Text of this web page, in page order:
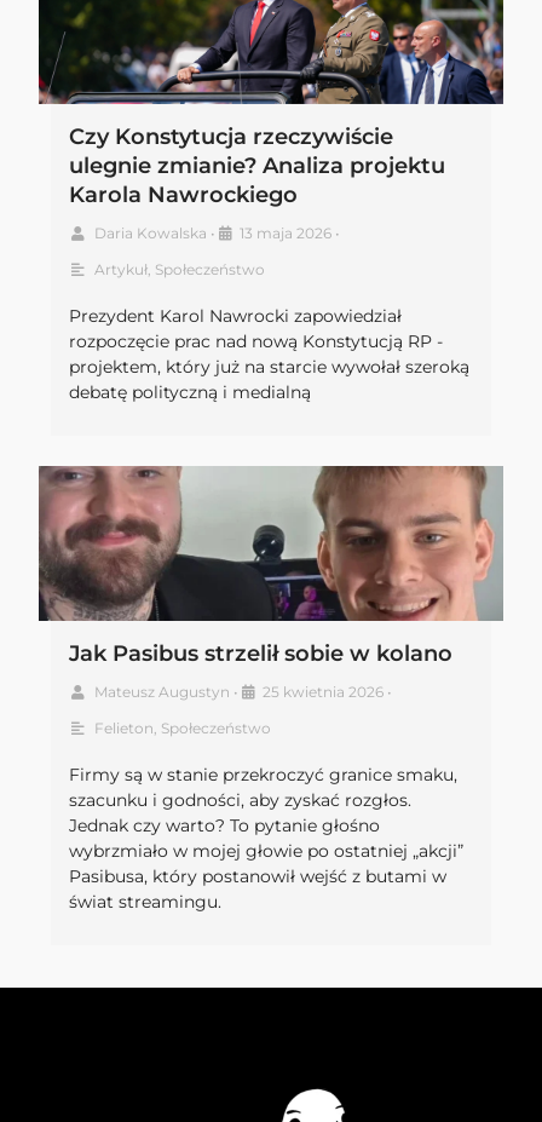
Czy Konstytucja rzeczywiście
ulegnie zmianie? Analiza projektu
Karola Nawrockiego
Daria Kowalska • 13 maja 2026 •
Artykuł, Społeczeństwo
Prezydent Karol Nawrocki zapowiedział
rozpoczęcie prac nad nową Konstytucją RP -
projektem, który już na starcie wywołał szeroką
debatę polityczną i medialną
Jak Pasibus strzelił sobie w kolano
Mateusz Augustyn • 25 kwietnia 2026 •
Felieton Społeczeństwo
Firmy są w stanie przekroczyć granice smaku,
szacunku i godności, aby zyskać rozgłos.
Jednak czy warto? To pytanie głośno
wybrzmiało w mojej głowie po ostatniej „akcji”
Pasibusa, który postanowił wejść z butami w
świat streamingu.